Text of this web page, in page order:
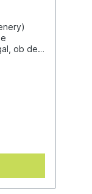
ob dein